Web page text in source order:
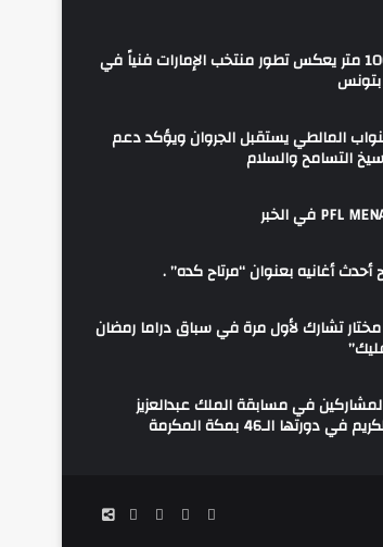
سليمان: إنجاز 100 متر يعكس تطور منتخب الإمارات فنياً في
بتونس
المالطي يستقبل الجروان ويؤكد دعم
التسامح والسلام
أغانيه بعنوان “مرتاح كده” .
تشارك لأول مرة في سباق دراما رمضان
في مسابقة الملك عبدالعزيز
دورتها الـ46 بمكة المكرمة
فيسبوك‫YouTubeانستقرام
واتساب
تيك